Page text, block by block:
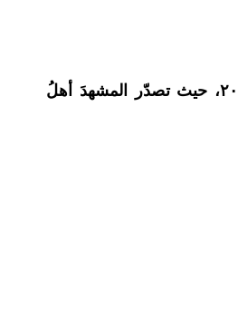
تنويه: هذه المرثية تمثل فترة احتلال العراق عام ٢٠٠٣، حيث تصدّر المشهدَ أهلُ